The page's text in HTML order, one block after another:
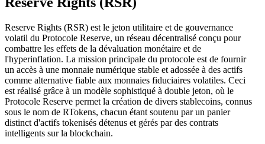
Reserve Rights (RSR) est le jeton utilitaire et de gouvernance
volatil du Protocole Reserve, un réseau décentralisé conçu pour
combattre les effets de la dévaluation monétaire et de
l'hyperinflation. La mission principale du protocole est de fournir
un accès à une monnaie numérique stable et adossée à des actifs
comme alternative fiable aux monnaies fiduciaires volatiles. Ceci
est réalisé grâce à un modèle sophistiqué à double jeton, où le
Protocole Reserve permet la création de divers stablecoins, connus
sous le nom de RTokens, chacun étant soutenu par un panier
distinct d'actifs tokenisés détenus et gérés par des contrats
intelligents sur la blockchain.